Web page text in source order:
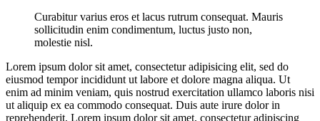
Curabitur varius eros et lacus rutrum consequat. Mauris
sollicitudin enim condimentum, luctus justo non,
molestie nisl.
Lorem ipsum dolor sit amet, consectetur adipisicing elit, sed do
eiusmod tempor incididunt ut labore et dolore magna aliqua. Ut
enim ad minim veniam, quis nostrud exercitation ullamco laboris nisi
ut aliquip ex ea commodo consequat. Duis aute irure dolor in
reprehenderit. Lorem ipsum dolor sit amet, consectetur adipiscing